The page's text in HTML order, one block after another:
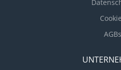
Jahrzehnten erfolgreiches
Bauunternehmen aus der
ca. 150 qualifizierten und
Kunde anspruchsvolle...
AGBs